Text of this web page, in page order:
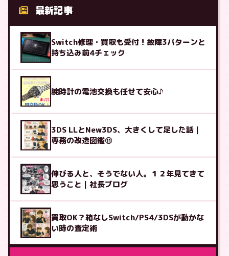
最新記事
Switch修理・買取も受付！故障3パターンと
持ち込み前4チェック
腕時計の電池交換も任せて安心♪
3DS LLとNew3DS、大きくして足した話｜
専務の改造図鑑⑪
伸びる人と、そうでない人。１２年見てきて
思うこと｜社長ブログ
買取OK？箱なしSwitch/PS4/3DSが動かな
い時の査定術